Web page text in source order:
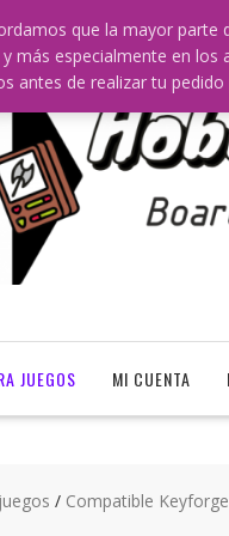
que la mayor
más especialmente en
antes de realizar tu pedido
JUEGOS MI CUENTA
/ Compatible Keyforge